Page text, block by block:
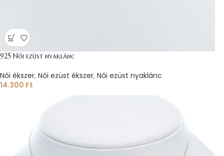
925 Női ezüst nyaklánc
Női ékszer, Női ezüst ékszer, Női ezüst nyaklánc
14.300 Ft